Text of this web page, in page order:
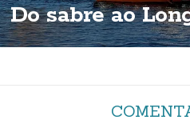
Do sabre ao